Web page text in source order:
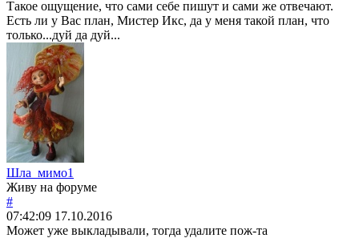
Такое ощущение, что сами себе пишут и сами же отвечают.
Есть ли у Вас план, Мистер Икс, да у меня такой план, что
только...дуй да дуй...
Шла_мимо1
Живу на форуме
#
07:42:09 17.10.2016
Может уже выкладывали, тогда удалите пож-та